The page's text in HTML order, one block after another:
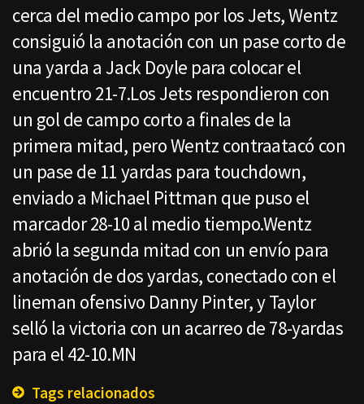
cerca del medio campo por los Jets, Wentz
consiguió la anotación con un pase corto de
una yarda a Jack Doyle para colocar el
encuentro 21-7.Los Jets respondieron con
un gol de campo corto a finales de la
primera mitad, pero Wentz contraatacó con
un pase de 11 yardas para touchdown,
enviado a Michael Pittman que puso el
marcador 28-10 al medio tiempo.Wentz
abrió la segunda mitad con un envío para
anotación de dos yardas, conectado con el
lineman ofensivo Danny Pinter, y Taylor
selló la victoria con un acarreo de 78-yardas
para el 42-10.MN
Tags relacionados